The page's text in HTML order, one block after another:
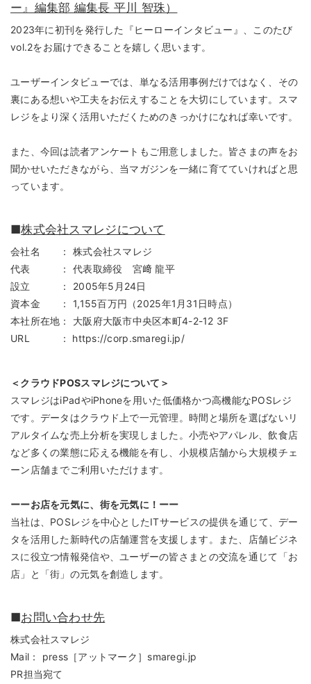
ー』編集部 編集長 平川 智珠）
2023年に初刊を発行した『ヒーローインタビュー』、このたび
vol.2をお届けできることを嬉しく思います。
ユーザーインタビューでは、単なる活用事例だけではなく、その
裏にある想いや工夫をお伝えすることを大切にしています。スマ
レジをより深く活用いただくためのきっかけになれば幸いです。
また、今回は読者アンケートもご用意しました。皆さまの声をお
聞かせいただきながら、当マガジンを一緒に育てていければと思
っています。
■株式会社スマレジについて
会社名 ： 株式会社スマレジ
代表 ： 代表取締役 宮﨑 龍平
設立 ： 2005年5月24日
資本金 ： 1,155百万円（2025年1月31日時点）
本社所在地： 大阪府大阪市中央区本町4-2-12 3F
URL ： https://corp.smaregi.jp/
＜クラウドPOSスマレジについて＞
スマレジはiPadやiPhoneを用いた低価格かつ高機能なPOSレジ
です。データはクラウド上で一元管理。時間と場所を選ばないリ
アルタイムな売上分析を実現しました。小売やアパレル、飲食店
など多くの業態に応える機能を有し、小規模店舗から大規模チェ
ーン店舗までご利用いただけます。
ーーお店を元気に、街を元気に！ーー
当社は、POSレジを中心としたITサービスの提供を通じて、デー
タを活用した新時代の店舗運営を支援します。また、店舗ビジネ
スに役立つ情報発信や、ユーザーの皆さまとの交流を通じて「お
店」と「街」の元気を創造します。
■お問い合わせ先
株式会社スマレジ
Mail： press［アットマーク］smaregi.jp
PR担当宛て